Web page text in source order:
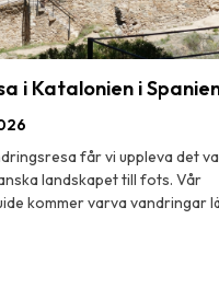
i Katalonien i
får vi uppleva det
landskapet till fots. Vår
kommer varva vandringar